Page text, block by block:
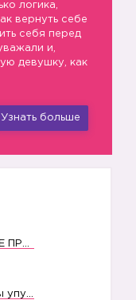
логика,
вернуть себе
себя перед
и,
девушку, как
Узнать больше
Как пожить вместе И НЕ ПРОЛЕТЕТЬ СО СВАДЬБОЙ
Что если в прошлом вы упустили свое счастье?